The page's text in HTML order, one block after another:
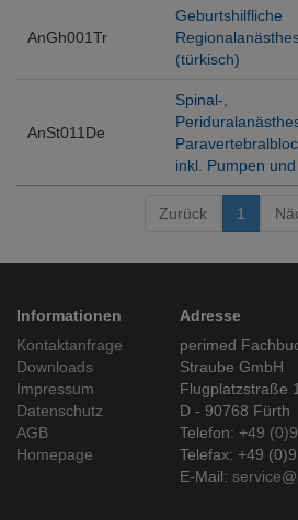
AnGh001Tr
Geburtshilfliche
(türkisch)
AnSt011De
Spinal-,
inkl. Pumpen
Zurück 1
Informationen
Kontaktanfrage
Downloads
Impressum
Datenschutz
AGB
Homepage
Adresse
perimed
Straube GmbH
Flugplatzstraße
D - 90768 Fürth
Telefon:+49
Telefax: +49
E-Mail: